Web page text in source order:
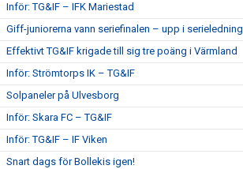
Inför: TG&IF – IFK Mariestad
Giff-juniorerna vann seriefinalen – upp i serieledning
Effektivt TG&IF krigade till sig tre poäng i Värmland
Inför: Strömtorps IK – TG&IF
Solpaneler på Ulvesborg
Inför: Skara FC – TG&IF
Inför: TG&IF – IF Viken
Snart dags för Bollekis igen!